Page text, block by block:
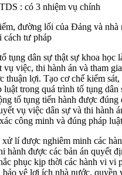
: có 3 nhiệm vụ chính
đường lối của Đảng và nhà
cách tư pháp
tụng dân sự thật sự khoa học
vụ việc, thi hành án và tham
thuận lợi. Tạo cơ chế kiểm sát,
luật trong quá trình tố tụng dân
tố tụng tiến hành được đúng
vụ việc dân sự và thi hành
công minh và đúng pháp luật
xử lí được nghiêm minh các
hành được các bản án quyết
phục kịp thời các hành vi vi
bảo vệ lợi ích nhà nước, quyền